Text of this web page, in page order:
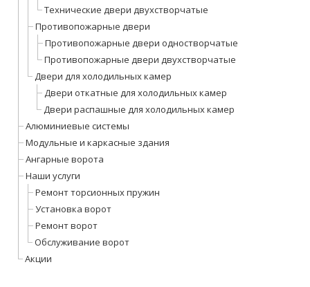
Технические двери двухстворчатые
Противопожарные двери
Противопожарные двери одностворчатые
Противопожарные двери двухстворчатые
Двери для холодильных камер
Двери откатные для холодильных камер
Двери распашные для холодильных камер
Алюминиевые системы
Модульные и каркасные здания
Ангарные ворота
Наши услуги
Ремонт торсионных пружин
Установка ворот
Ремонт ворот
Обслуживание ворот
Акции